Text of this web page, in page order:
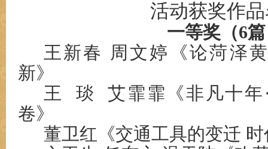
活动获奖作
一等奖（6
王新春 周文婷
《论菏泽
新》
王 琰 艾霏霏《非凡十年
卷》
董卫红《交通工具的变迁